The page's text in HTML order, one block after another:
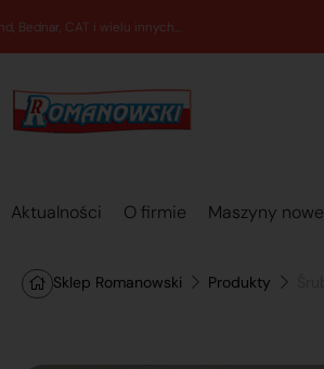
Aktualności O firmie Maszyny nowe
Sklep Romanowski Produkty